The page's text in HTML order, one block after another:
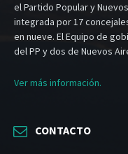
el Partido Popular y
integrada por 17
en nueve. El Equipo de
del PP y dos de Nuevos
Ver más información.
CONTACTO